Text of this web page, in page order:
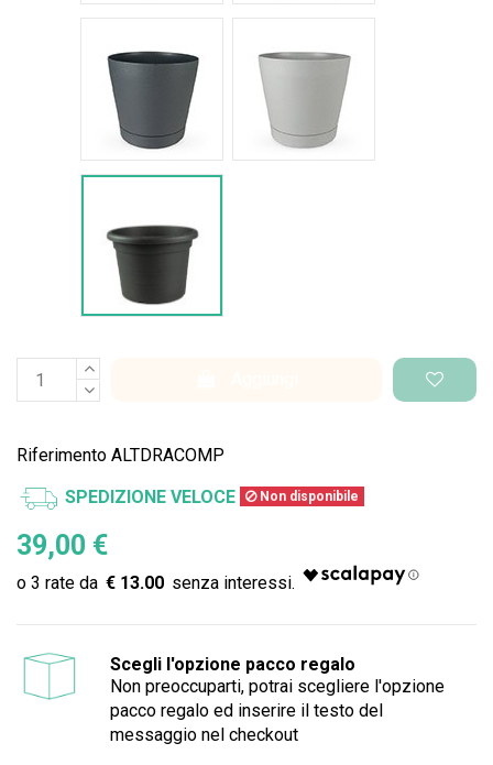
Riferimento ALTDRACOMP
SPEDIZIONE VELOCE Non disponibile
39,00 €
€ 13.00
Scegli l'opzione pacco regalo
Non preoccuparti, potrai scegliere l'opzione
pacco regalo ed inserire il testo del
messaggio nel checkout